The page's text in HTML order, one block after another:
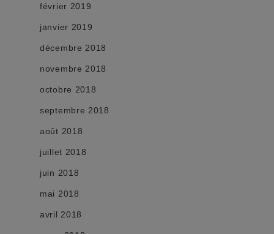
février 2019
janvier 2019
décembre 2018
novembre 2018
octobre 2018
septembre 2018
août 2018
juillet 2018
juin 2018
mai 2018
avril 2018